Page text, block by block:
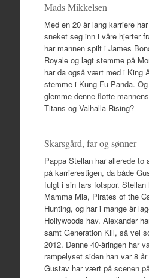
Mads Mikkelsen
Med en 20 år lang karriere
sneket seg inn i våre hjerter
har mannen spilt i James
Royale og lagt stemme på
har da også vært med i King
stemme i Kung Fu Panda.
glemme denne flotte
Titans og Valhalla Rising?
Skarsgård, far og sønner
Pappa Stellan har allerede to
på karrierestigen, da både
fulgt i sin fars fotspor. Stellan
Mamma Mia, Pirates of the
Hunting, og har i mange år
Hollywoods hav. Alexander
samt Generation Kill, så vel
2012. Denne 40-åringen har
rampelyset siden han var 8
Gustav har vært på scenen